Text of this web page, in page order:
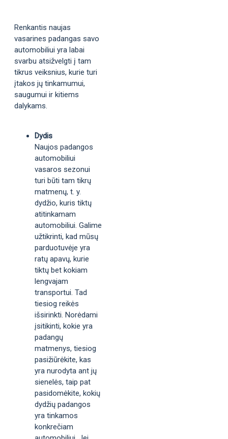
Renkantis naujas
vasarines padangas savo
automobiliui yra labai
svarbu atsižvelgti į tam
tikrus veiksnius, kurie turi
įtakos jų tinkamumui,
saugumui ir kitiems
dalykams.
Dydis
Naujos padangos
automobiliui
vasaros sezonui
turi būti tam tikrų
matmenų, t. y.
dydžio, kuris tiktų
atitinkamam
automobiliui. Galime
užtikrinti, kad mūsų
parduotuvėje yra
ratų apavų, kurie
tiktų bet kokiam
lengvajam
transportui. Tad
tiesiog reikės
išsirinkti. Norėdami
įsitikinti, kokie yra
padangų
matmenys, tiesiog
pasižiūrėkite, kas
yra nurodyta ant jų
sienelės, taip pat
pasidomėkite, kokių
dydžių padangos
yra tinkamos
konkrečiam